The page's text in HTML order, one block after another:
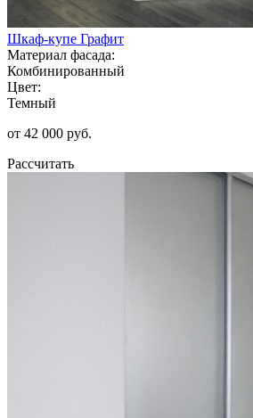
Шкаф-купе Графит
Материал фасада:
Комбинированный
Цвет:
Темный
от 42 000 руб.
Рассчитать